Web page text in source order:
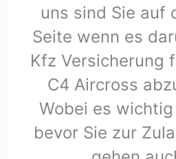
uns sind Sie auf
Seite wenn es
Kfz Versicherung
C4 Aircross
Wobei es
bevor Sie zur